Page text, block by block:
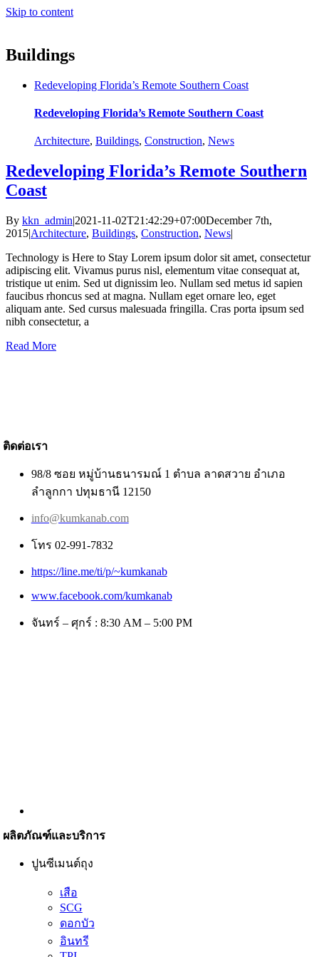
Skip to content
Buildings
Redeveloping Florida’s Remote Southern Coast
Redeveloping Florida’s Remote Southern Coast
Architecture, Buildings, Construction, News
Redeveloping Florida’s Remote Southern
Coast
By kkn_admin|2021-11-02T21:42:29+07:00December 7th,
2015|Architecture, Buildings, Construction, News|
Technology is Here to Stay Lorem ipsum dolor sit amet, consectetur
adipiscing elit. Vivamus purus nisl, elementum vitae consequat at,
tristique ut enim. Sed ut dignissim leo. Nullam sed metus id sapien
faucibus rhoncus sed at magna. Nullam eget ornare leo, eget
aliquam ante. Sed cursus malesuada fringilla. Cras porta ipsum sed
nibh consectetur, a
Read More
ติดต่อเรา
98/8 ซอย หมู่บ้านธนารมณ์ 1 ตำบล ลาดสวาย อำเภอ
ลำลูกกา ปทุมธานี 12150
info@kumkanab.com
โทร 02-991-7832
https://line.me/ti/p/~kumkanab
www.facebook.com/kumkanab
จันทร์ – ศุกร์ : 8:30 AM – 5:00 PM
ผลิตภัณฑ์และบริการ
ปูนซีเมนต์ถุง
เสือ
SCG
ดอกบัว
อินทรี